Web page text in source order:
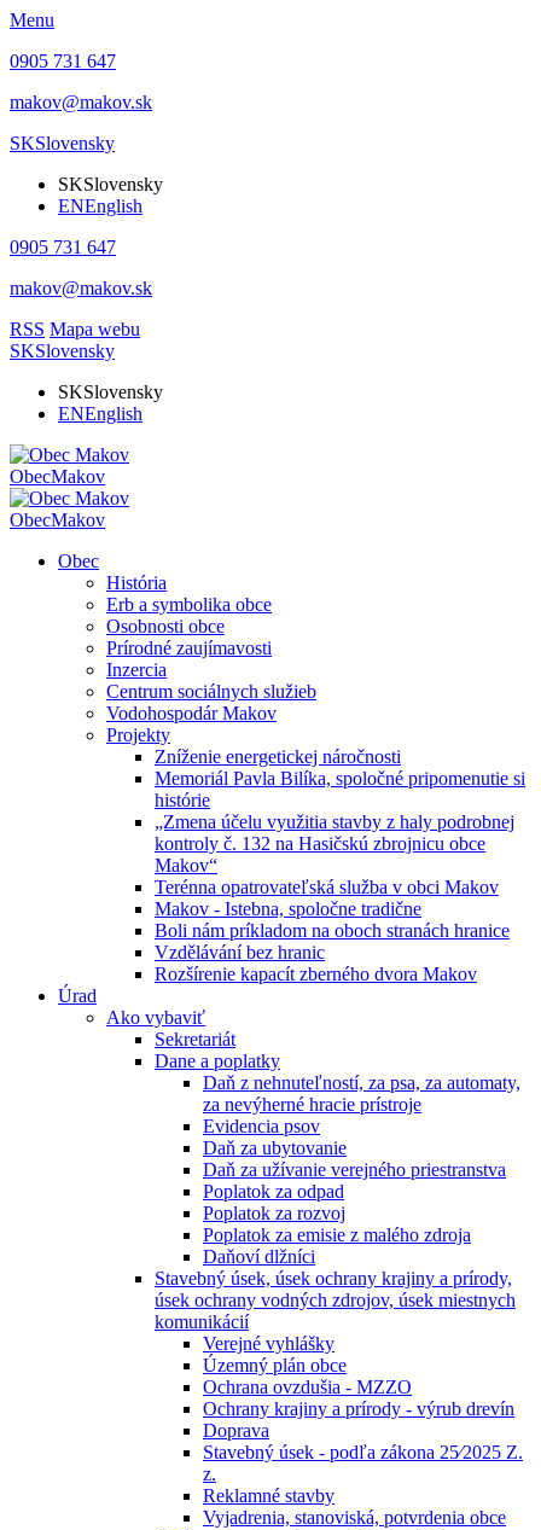
Menu
0905 731 647
makov@makov.sk
SKSlovensky
SKSlovensky
ENEnglish
0905 731 647
makov@makov.sk
RSS Mapa webu
SKSlovensky
SKSlovensky
ENEnglish
ObecMakov
ObecMakov
Obec
História
Erb a symbolika obce
Osobnosti obce
Prírodné zaujímavosti
Inzercia
Centrum sociálnych služieb
Vodohospodár Makov
Projekty
Zníženie energetickej náročnosti
Memoriál Pavla Bilíka, spoločné pripomenutie si
histórie
„Zmena účelu využitia stavby z haly podrobnej
kontroly č. 132 na Hasičskú zbrojnicu obce
Makov“
Terénna opatrovateľská služba v obci Makov
Makov - Istebna, spoločne tradične
Boli nám príkladom na oboch stranách hranice
Vzdělávání bez hranic
Rozšírenie kapacít zberného dvora Makov
Úrad
Ako vybaviť
Sekretariát
Dane a poplatky
Daň z nehnuteľností, za psa, za automaty,
za nevýherné hracie prístroje
Evidencia psov
Daň za ubytovanie
Daň za užívanie verejného priestranstva
Poplatok za odpad
Poplatok za rozvoj
Poplatok za emisie z malého zdroja
Daňoví dlžníci
Stavebný úsek, úsek ochrany krajiny a prírody,
úsek ochrany vodných zdrojov, úsek miestnych
komunikácií
Verejné vyhlášky
Územný plán obce
Ochrana ovzdušia - MZZO
Ochrany krajiny a prírody - výrub drevín
Doprava
Stavebný úsek - podľa zákona 25⁄2025 Z.
z.
Reklamné stavby
Vyjadrenia, stanoviská, potvrdenia obce